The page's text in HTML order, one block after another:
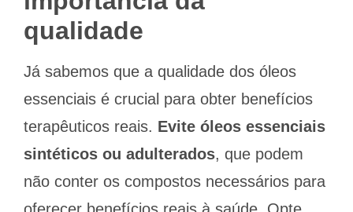
qualidade
Já sabemos que a qualidade dos óleos
essenciais é crucial para obter benefícios
terapêuticos reais. Evite óleos essenciais
sintéticos ou adulterados, que podem
não conter os compostos necessários para